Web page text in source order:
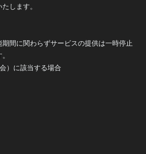
します。
間に関わらずサービスの提供は一時停止
）に該当する場合